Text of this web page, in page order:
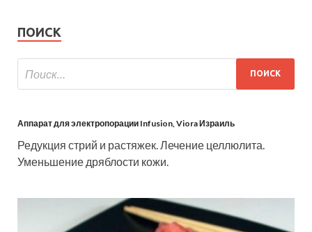
ПОИСК
Аппарат для электропорации Infusion, Viora Израиль
Редукция стрий и растяжек. Лечение целлюлита.
Уменьшение дряблости кожи.